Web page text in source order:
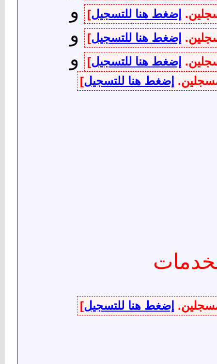
إضغط هنا للتسجيل] و
إضغط هنا للتسجيل] و
إضغط هنا للتسجيل] و
إضغط هنا للتسجيل]
إضغط هنا للتسجيل]